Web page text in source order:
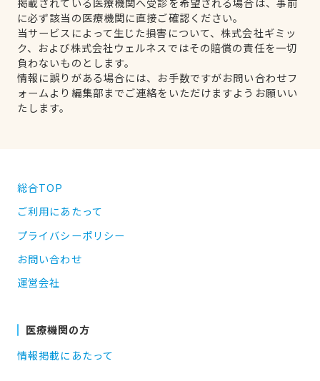
に必ず該当の医療機関に直接ご確認ください。
当サービスによって生じた損害について、株式会社ギミッ
ク、および株式会社ウェルネスではその賠償の責任を一切
負わないものとします。
情報に誤りがある場合には、お手数ですがお問い合わせフ
ォームより編集部までご連絡をいただけますようお願いい
たします。
総合TOP
ご利用にあたって
プライバシーポリシー
お問い合わせ
運営会社
医療機関の方
情報掲載にあたって